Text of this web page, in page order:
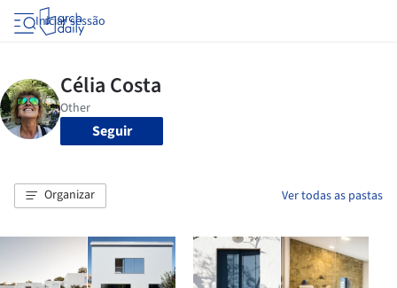
Iniciar sessão
Seguir
Organizar Ver todas as pastas